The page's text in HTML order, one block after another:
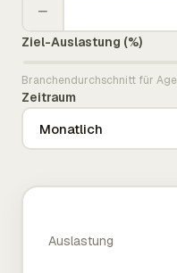
−
Ziel-Auslastung (%)
Branchendurchschnitt für
Zeitraum
Auslastung